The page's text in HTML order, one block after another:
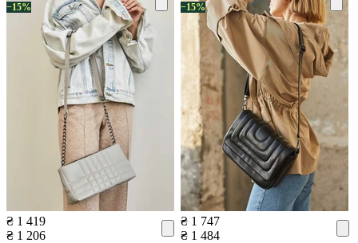
−15%
₴ 1 419
₴ 1 206
−15%
₴ 1 747
₴ 1 484